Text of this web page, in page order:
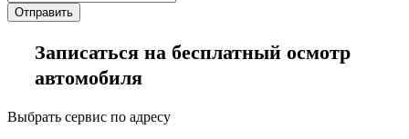
Записаться на бесплатный осмотр
автомобиля
Выбрать сервис по адресу